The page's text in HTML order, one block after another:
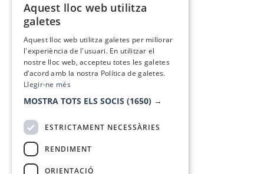
Aquest lloc web utilitza
galetes
Aquest lloc web utilitza galetes per millorar
l'experiència de l'usuari. En utilitzar el
nostre lloc web, accepteu totes les galetes
d’acord amb la nostra Política de galetes.
Llegir-ne més
MOSTRA TOTS ELS SOCIS (1650) →
ESTRICTAMENT NECESSÀRIES
RENDIMENT
ORIENTACIÓ